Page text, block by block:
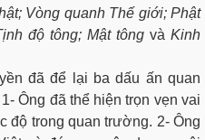
Vòng quanh Thế giới; Phật
độ tông; Mật tông và Kinh
đã để lại ba dấu ấn quan
Ông đã thể hiện trọn vẹn vai
độ trong quan trường. 2- Ông